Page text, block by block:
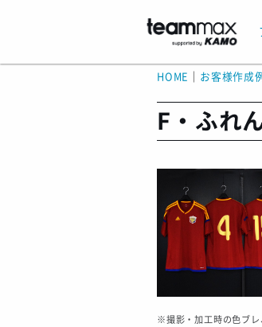
HOME お客様作成例
F・ふれ
※撮影・加工時の色ブレ